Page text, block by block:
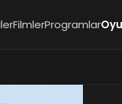
FilmlerProgramlar